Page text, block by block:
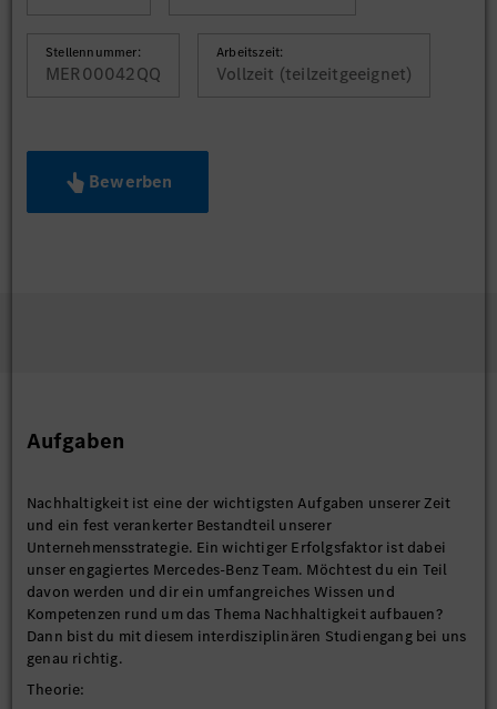
Stellennummer:
MER00042QQ
Arbeitszeit:
Vollzeit (teilzeitgeeignet)
Bewerben
Aufgaben
Nachhaltigkeit ist eine der wichtigsten Aufgaben unserer Zeit
und ein fest verankerter Bestandteil unserer
Unternehmensstrategie. Ein wichtiger Erfolgsfaktor ist dabei
unser engagiertes Mercedes-Benz Team. Möchtest du ein Teil
davon werden und dir ein umfangreiches Wissen und
Kompetenzen rund um das Thema Nachhaltigkeit aufbauen?
Dann bist du mit diesem interdisziplinären Studiengang bei uns
genau richtig.
Theorie: